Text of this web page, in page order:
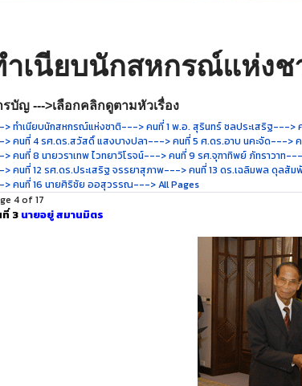
ำเนียบนักสหกรณ์แห่งช
รบัญ --->เลือกคลิกดูตามหัวเรื่อง
ทำเนียบนักสหกรณ์แห่งชาติ---> คนที่ 1 พ.อ. สุรินทร์ ชลประเสริฐ--->
คนที่ 4 รศ.ดร.สวัสดิ์ แสงบางปลา---> คนที่ 5 ศ.ดร.อาบ นคะจัด---> ค
คนที่ 8 นายวราเทพ ไวทยาวิโรจน์---> คนที่ 9 รศ.จุฑาทิพย์ ภัทราวาท---
คนที่ 12 รศ.ดร.ประเสริฐ จรรยาสุภาพ---> คนที่ 13 ดร.เฉลิมพล ดุลสัม
คนที่ 16 นายศิริชัย ออสุวรรณ---> All Pages
4 of 17
3 นายอยู่ สมานมิตร